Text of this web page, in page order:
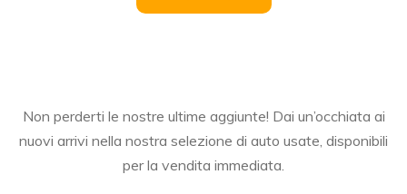
Non perderti le nostre ultime aggiunte! Dai un’occhiata ai
nuovi arrivi nella nostra selezione di auto usate, disponibili
per la vendita immediata.